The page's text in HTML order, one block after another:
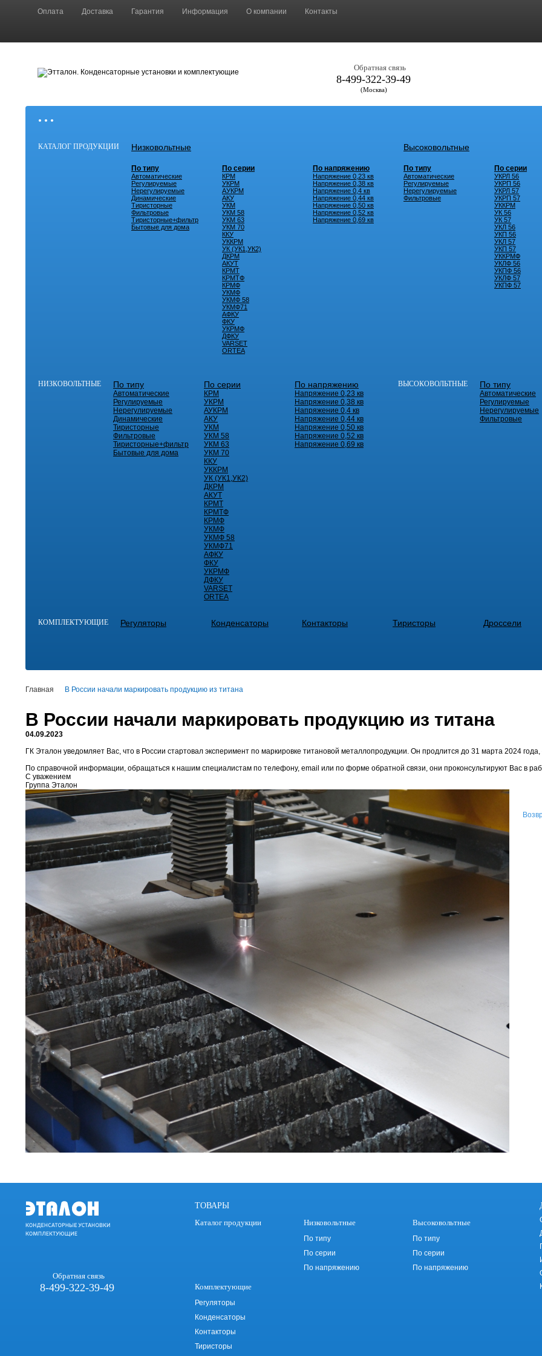
Оплата Доставка Гарантия Информация О компании Контакты
Обратная связь
8-499-322-39-49
(Москва)
• • •
КАТАЛОГ ПРОДУКЦИИ Низковольтные
По типу
Автоматические
Регулируемые
Нерегулируемые
Динамические
Тиристорные
Фильтровые
Тиристорные+фильтр
Бытовые для дома
По серии
КРМ
УКРМ
АУКРМ
АКУ
УКМ
УКМ 58
УКМ 63
УКМ 70
ККУ
УККРМ
УК (УК1,УК2)
ДКРМ
АКУТ
КРМТ
КРМТФ
КРМФ
УКМФ
УКМФ 58
УКМФ71
АФКУ
ФКУ
УКРМФ
ДФКУ
VARSET
ORTEA
По напряжению
Напряжение 0,23 кв
Напряжение 0,38 кв
Напряжение 0,4 кв
Напряжение 0,44 кв
Напряжение 0,50 кв
Напряжение 0,52 кв
Напряжение 0,69 кв
Высоковольтные
По типу
Автоматические
Регулируемые
Нерегулируемые
Фильтровые
По серии
УКРЛ 56
УКРП 56
УКРЛ 57
УКРП 57
УККРМ
УК 56
УК 57
УКЛ 56
УКП 56
УКЛ 57
УКП 57
УККРМФ
УКЛФ 56
УКПФ 56
УКЛФ 57
УКПФ 57
НИЗКОВОЛЬТНЫЕ По типу
Автоматические
Регулируемые
Нерегулируемые
Динамические
Тиристорные
Фильтровые
Тиристорные+фильтр
Бытовые для дома
По серии
КРМ
УКРМ
АУКРМ
АКУ
УКМ
УКМ 58
УКМ 63
УКМ 70
ККУ
УККРМ
УК (УК1,УК2)
ДКРМ
АКУТ
КРМТ
КРМТФ
КРМФ
УКМФ
УКМФ 58
УКМФ71
АФКУ
ФКУ
УКРМФ
ДФКУ
VARSET
ORTEA
По напряжению
Напряжение 0,23 кв
Напряжение 0,38 кв
Напряжение 0,4 кв
Напряжение 0,44 кв
Напряжение 0,50 кв
Напряжение 0,52 кв
Напряжение 0,69 кв
ВЫСОКОВОЛЬТНЫЕ По типу
Автоматические
Регулируемые
Нерегулируемые
Фильтровые
КОМПЛЕКТУЮЩИЕ Регуляторы Конденсаторы Контакторы Тиристоры Дроссели
Главная В России начали маркировать продукцию из титана
В России начали маркировать продукцию из титана
04.09.2023
ГК Эталон уведомляет Вас, что в России стартовал эксперимент по маркировке титановой металлопродукции. Он продлится до 31 марта 2024
По справочной информации, обращаться к нашим специалистам по телефону, email или по форме обратной связи, они проконсультируют Вас в
С уважением
Группа Эталон
Обратная связь
8-499-322-39-49
ТОВАРЫ
Каталог продукции
Низковольтные
По типу
По серии
По напряжению
Высоковольтные
По типу
По серии
По напряжению
Комплектующие
Регуляторы
Конденсаторы
Контакторы
Тиристоры